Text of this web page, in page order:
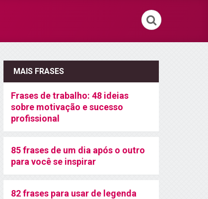
MAIS FRASES
Frases de trabalho: 48 ideias
sobre motivação e sucesso
profissional
85 frases de um dia após o outro
para você se inspirar
82 frases para usar de legenda